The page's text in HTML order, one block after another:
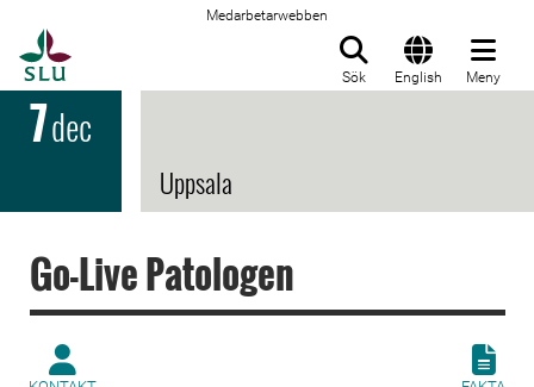
Medarbetarwebben
Sök English Meny
7dec
Uppsala
Go-Live Patologen